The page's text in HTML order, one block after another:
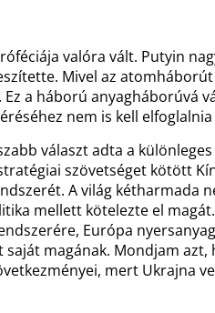
valóra vált. Putyin
Mivel az
a háború anyagháborúvá
nem is kell
választ adta a
szövetséget kötött
A világ kétharmada
mellett kötelezte el
Európa
magának. Mondjam azt,
mert Ukrajna